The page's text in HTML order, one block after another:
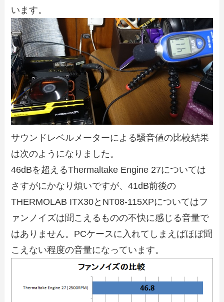
います。
サウンドレベルメーターによる騒音値の比較結果
は次のようになりました。
46dBを超えるThermaltake Engine 27については
さすがにかなり煩いですが、41dB前後の
THERMOLAB ITX30とNT08-115XPについてはフ
ァンノイズは聞こえるものの不快に感じる音量で
はありません。PCケースに入れてしまえばほぼ聞
こえない程度の音量になっています。